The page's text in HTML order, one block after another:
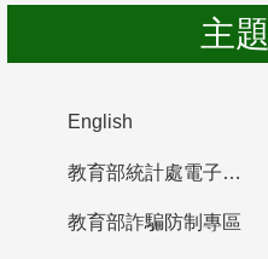
主
English
教育部統計處電子書櫃
教育部詐騙防制專區